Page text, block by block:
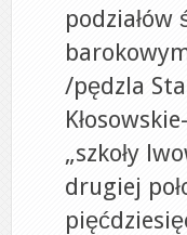
/pędzla
„szkoły
drugiej